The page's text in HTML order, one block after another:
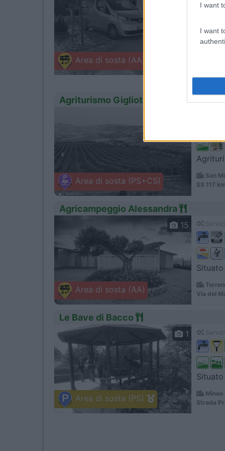
I want
I want
Area di sosta (AA)
SP4
Agriturismo Gigliotto
Area di sosta (PS+CS)
San
SS 117
Agricampeggio Alessandra
Area di sosta (AA)
15
Via del
Le Bave di Bacco
Area di sosta (PS)
1
Mineo
Strada